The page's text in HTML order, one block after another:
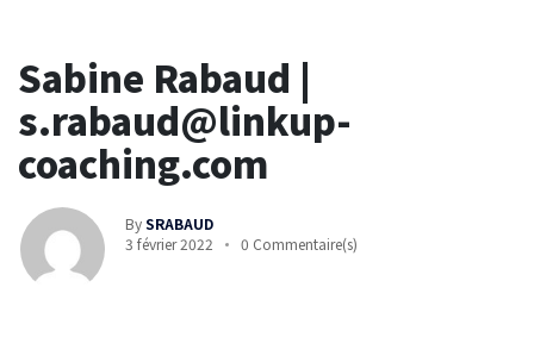
Sabine Rabaud |
s.rabaud@linkup-
coaching.com
BySRABAUD
3 février 2022
0 Commentaire(s)